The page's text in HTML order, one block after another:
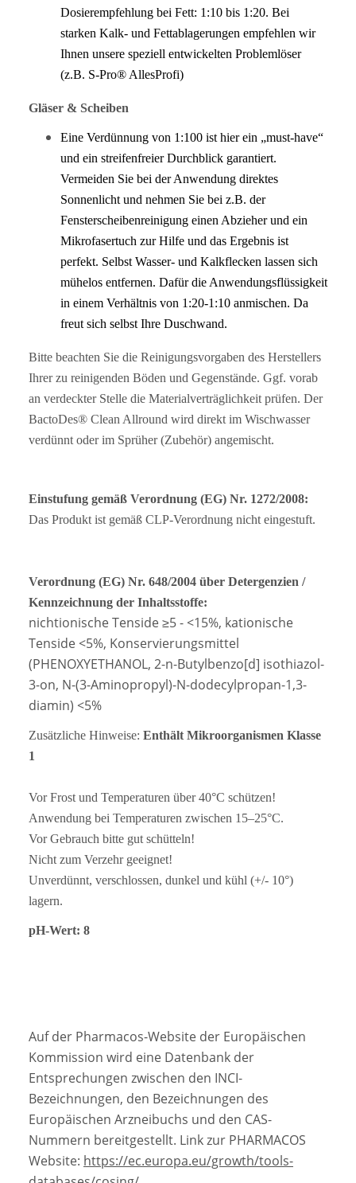
Dosierempfehlung bei Fett: 1:10 bis 1:20. Bei
starken Kalk- und Fettablagerungen empfehlen wir
Ihnen unsere speziell entwickelten Problemlöser
(z.B. S-Pro® AllesProfi)
Gläser & Scheiben
Eine Verdünnung von 1:100 ist hier ein „must-have“
und ein streifenfreier Durchblick garantiert.
Vermeiden Sie bei der Anwendung direktes
Sonnenlicht und nehmen Sie bei z.B. der
Fensterscheibenreinigung einen Abzieher und ein
Mikrofasertuch zur Hilfe und das Ergebnis ist
perfekt. Selbst Wasser- und Kalkflecken lassen sich
mühelos entfernen. Dafür die Anwendungsflüssigkeit
in einem Verhältnis von 1:20-1:10 anmischen. Da
freut sich selbst Ihre Duschwand.
Bitte beachten Sie die Reinigungsvorgaben des Herstellers
Ihrer zu reinigenden Böden und Gegenstände. Ggf. vorab
an verdeckter Stelle die Materialverträglichkeit prüfen. Der
BactoDes® Clean Allround wird direkt im Wischwasser
verdünnt oder im Sprüher (Zubehör) angemischt.
Einstufung gemäß Verordnung (EG) Nr. 1272/2008:
Das Produkt ist gemäß CLP-Verordnung nicht eingestuft.
Verordnung (EG) Nr. 648/2004 über Detergenzien /
Kennzeichnung der Inhaltsstoffe:
nichtionische Tenside ≥5 - <15%, kationische
Tenside <5%, Konservierungsmittel
(PHENOXYETHANOL, 2-n-Butylbenzo[d] isothiazol-
3-on, N-(3-Aminopropyl)-N-dodecylpropan-1,3-
diamin) <5%
Zusätzliche Hinweise: Enthält Mikroorganismen Klasse
1
Vor Frost und Temperaturen über 40°C schützen!
Anwendung bei Temperaturen zwischen 15–25°C.
Vor Gebrauch bitte gut schütteln!
Nicht zum Verzehr geeignet!
Unverdünnt, verschlossen, dunkel und kühl (+/- 10°)
lagern.
pH-Wert: 8
Auf der Pharmacos-Website der Europäischen
Kommission wird eine Datenbank der
Entsprechungen zwischen den INCI-
Bezeichnungen, den Bezeichnungen des
Europäischen Arzneibuchs und den CAS-
Nummern bereitgestellt. Link zur PHARMACOS
Website: https://ec.europa.eu/growth/tools-